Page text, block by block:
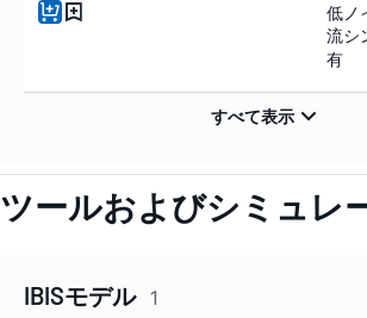
低ノ
流シ
有
ツールおよびシミュレ
IBISモデル 1